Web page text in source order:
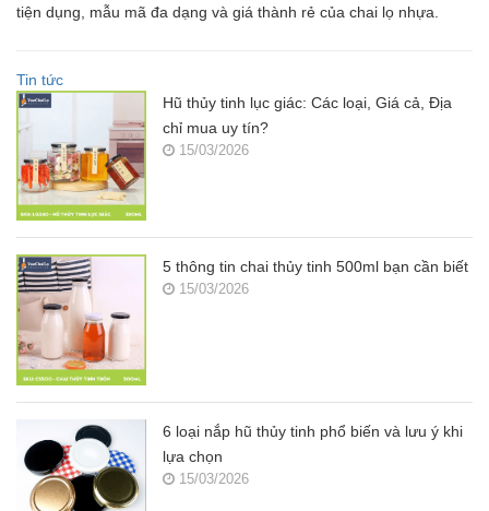
tiện dụng, mẫu mã đa dạng và giá thành rẻ của chai lọ nhựa.
Tin tức
Hũ thủy tinh lục giác: Các loại, Giá cả, Địa
chỉ mua uy tín?
15/03/2026
5 thông tin chai thủy tinh 500ml bạn cần biết
15/03/2026
6 loại nắp hũ thủy tinh phổ biến và lưu ý khi
lựa chọn
15/03/2026